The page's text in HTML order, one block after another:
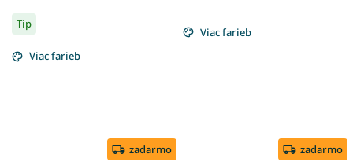
Tip
Viac farieb
zadarmo
Viac farieb
zadarmo